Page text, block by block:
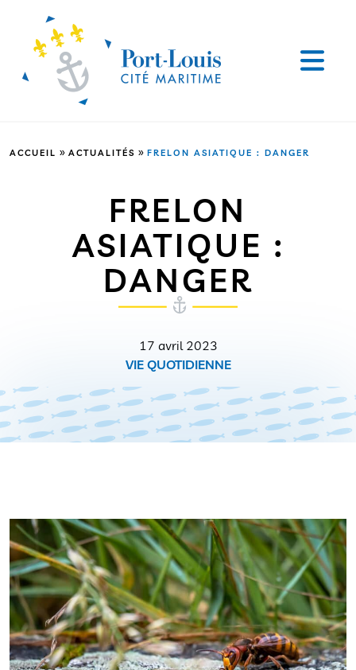
ACCUEIL » ACTUALITÉS » FRELON ASIATIQUE : DANGER
FRELON
ASIATIQUE :
DANGER
17 avril 2023
VIE QUOTIDIENNE